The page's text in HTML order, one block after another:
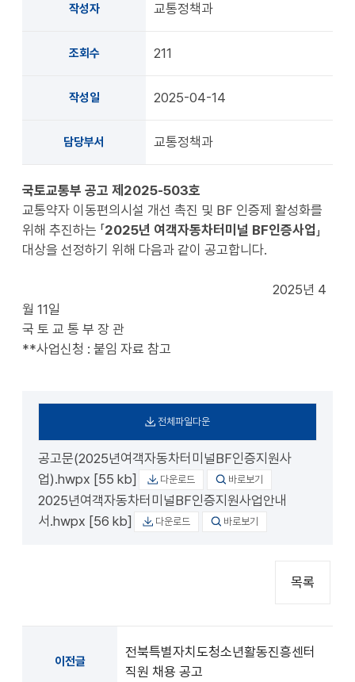
작성자 교통정책과
조회수 211
작성일 2025-04-14
담당부서 교통정책과
국토교통부 공고 제 2025-503호
교통약자 이동편의시설 개선 촉진 및 BF 인증제 활성화를
위해 추진하는 「2025년 여객자동차터미널 BF인증사업 」
대상을 선정하기 위해 다음과 같이 공고합니다.
2025년 4
월 11일
국 토 교 통 부 장 관
**사업신청 : 붙임 자료 참고
전체파일다운
공고문(2025년여객자동차터미널BF인증지원사
업).hwpx [55 kb]
다운로드 바로보기
2025년여객자동차터미널BF인증지원사업안내
서.hwpx [56 kb]
다운로드 바로보기
목록
이전글
전북특별자치도청소년활동진흥센터
직원 채용 공고